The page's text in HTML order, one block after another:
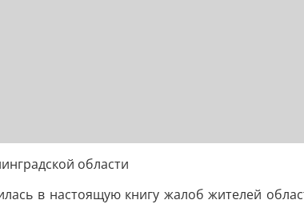
области
в настоящую книгу жалоб жителей